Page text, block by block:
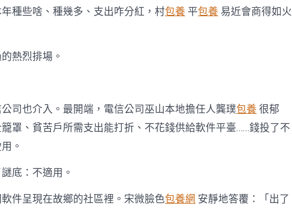
種些啥、種幾多、支出咋分紅，村包養 平包養 易近會商得如火
熱烈排場。
司也介入。最開端，電信公司巫山本地擔任人龔璞包養 很郁
罩、貧苦戶所需支出能打折、不花錢供給軟件平臺……錢投了不
。
底：不適用。
件呈現在故鄉的社區裡。宋微臉色包養網 安靜地答覆：「出了